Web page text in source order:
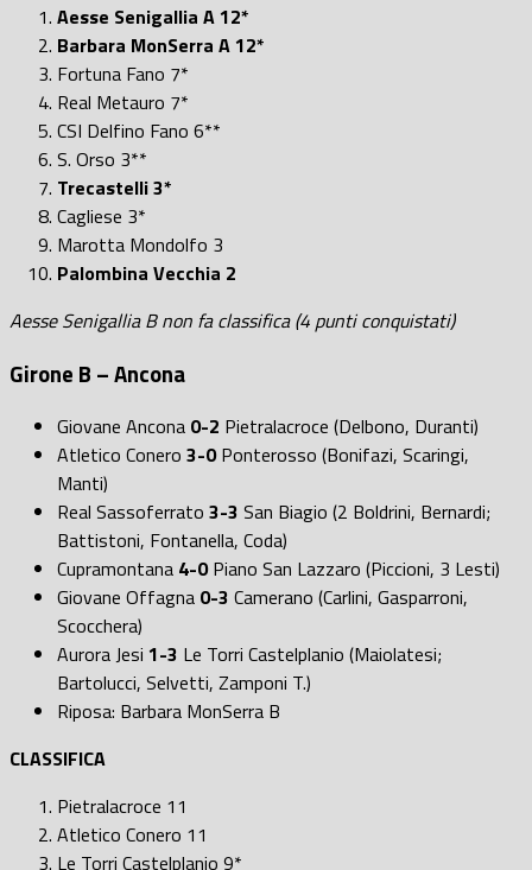
Aesse Senigallia A 12*
Barbara MonSerra A 12*
Fortuna Fano 7*
Real Metauro 7*
CSI Delfino Fano 6**
S. Orso 3**
Trecastelli 3*
Cagliese 3*
Marotta Mondolfo 3
Palombina Vecchia 2
Aesse Senigallia B non fa classifica (4 punti conquistati)
Girone B – Ancona
Giovane Ancona 0-2 Pietralacroce (Delbono, Duranti)
Atletico Conero 3-0Ponterosso (Bonifazi, Scaringi,
Manti)
Real Sassoferrato 3-3 San Biagio (2 Boldrini, Bernardi;
Battistoni, Fontanella, Coda)
Cupramontana 4-0Piano San Lazzaro (Piccioni, 3 Lesti)
Giovane Offagna 0-3 Camerano (Carlini, Gasparroni,
Scocchera)
Aurora Jesi 1-3 Le Torri Castelplanio (Maiolatesi;
Bartolucci, Selvetti, Zamponi T.)
Riposa: Barbara MonSerra B
CLASSIFICA
Pietralacroce 11
Atletico Conero 11
Le Torri Castelplanio 9*